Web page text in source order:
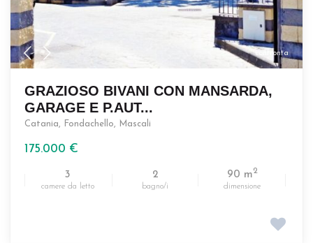
confronta
GRAZIOSO BIVANI CON MANSARDA,
GARAGE E P.AUT...
Catania, Fondachello, Mascali
175.000 €
3
camere da letto
2
bagno/i
90 m2
dimensione